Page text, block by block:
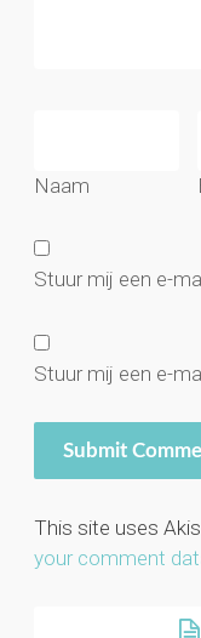
Naam
Stuur mij een e-
Stuur mij een e-
This site uses
your comment